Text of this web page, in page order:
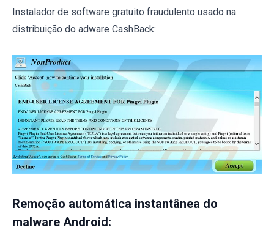
Instalador de software gratuito fraudulento usado na
distribuição do adware CashBack:
Remoção automática instantânea do
malware Android: